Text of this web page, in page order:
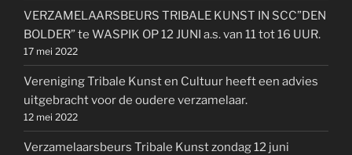
VERZAMELAARSBEURS TRIBALE KUNST IN SCC”DEN
BOLDER” te WASPIK OP 12 JUNI a.s. van 11 tot 16 UUR.
17 mei 2022
Vereniging Tribale Kunst en Cultuur heeft een advies
uitgebracht voor de oudere verzamelaar.
12 mei 2022
Verzamelaarsbeurs Tribale Kunst zondag 12 juni